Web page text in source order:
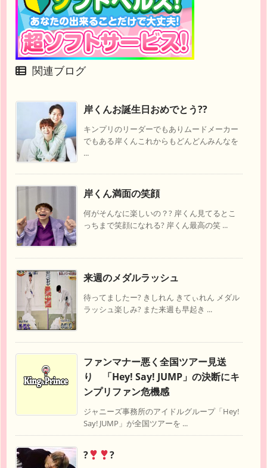
関連ブログ
岸くんお誕生日おめでとう??
キンプリのリーダーでもありムードメーカー
でもある岸くんこれからもどんどんみんなを
...
岸くん満面の笑顔
何がそんなに楽しいの？? 岸くん見てるとこ
っちまで笑顔になれる? 岸くん最高の笑 ...
来週のメダルラッシュ
待ってましたー? きしれん きてぃれん メダル
ラッシュ楽しみ? また来週も早起き ...
ファンマナー悪く全国ツアー見送
り 「Hey! Say! JUMP」の決断にキ
ンプリファン危機感
ジャニーズ事務所のアイドルグループ「Hey!
Say! JUMP」が全国ツアーを ...
? ?